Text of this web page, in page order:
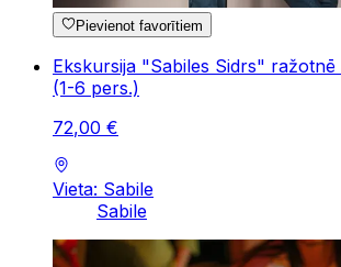
Pievienot favorītiem
Ekskursija "Sabiles Sidrs" ražotnē
(1-6 pers.)
72,00 €
Vieta: Sabile
Sabile